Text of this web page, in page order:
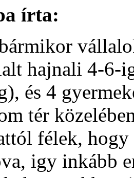
írta:
hajnali 4-6-
és 4
tér
félek, hogy
igy inkább